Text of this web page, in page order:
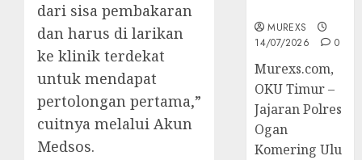
dari sisa pembakaran
dan harus di larikan
ke klinik terdekat
untuk mendapat
pertolongan pertama,”
cuitnya melalui Akun
Medsos.
MUREXS
14/07/2026
0
Murexs.com,
OKU Timur –
Jajaran Polres
Ogan
Komering Ulu